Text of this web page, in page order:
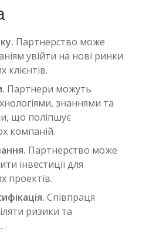
Партнерство може
увійти на нові ринки
клієнтів.
Партнери можуть
знаннями та
що поліпшує
компаній.
Партнерство може
інвестиції для
проектів.
Співпраця
ризики та